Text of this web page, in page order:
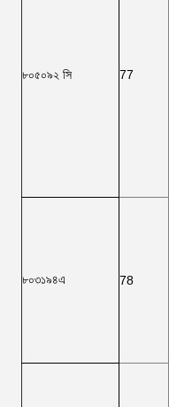
৮০৫০৯২ সি 77
৮০৩১৯৪এ 78